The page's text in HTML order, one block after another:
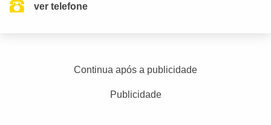
ver telefone
Continua após a publicidade
Publicidade